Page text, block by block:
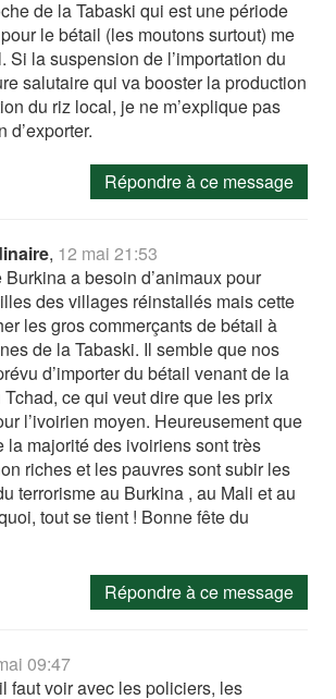
de la Tabaski qui est une période
le bétail (les moutons surtout) me
Si la suspension de l’importation du
salutaire qui va booster la production
du riz local, je ne m’explique pas
d’exporter.
Répondre à ce message
, 12 mai 21:53
Burkina a besoin d’animaux pour
des villages réinstallés mais cette
les gros commerçants de bétail à
de la Tabaski. Il semble que nos
d’importer du bétail venant de la
ce qui veut dire que les prix
l’ivoirien moyen. Heureusement que
la majorité des ivoiriens sont très
riches et les pauvres sont subir les
terrorisme au Burkina , au Mali et au
tout se tient ! Bonne fête du
Répondre à ce message
09:47
faut voir avec les policiers, les